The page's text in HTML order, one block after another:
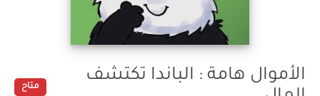
الأموال هامة : الباندا تكتشف
متاح